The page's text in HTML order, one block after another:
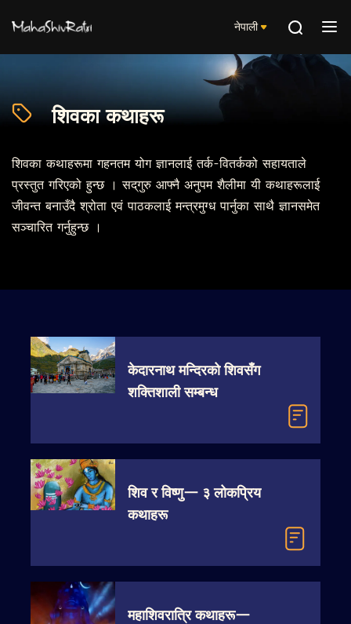
नेपाली
शिवका कथाहरू
शिवका कथाहरूमा गहनतम योग ज्ञानलाई तर्क-वितर्कको सहायताले
प्रस्तुत गरिएको हुन्छ । सद्‌गुरु आफ्नै अनुपम शैलीमा यी कथाहरूलाई
जीवन्त बनाउँदै श्रोता एवं पाठकलाई मन्त्रमुग्ध पार्नुका साथै ज्ञानसमेत
सञ्चारित गर्नुहुन्छ ।
केदारनाथ मन्दिरको शिवसँग
शक्तिशाली सम्बन्ध
शिव र विष्णु— ३ लोकप्रिय
कथाहरू
महाशिवरात्रि कथाहरू—